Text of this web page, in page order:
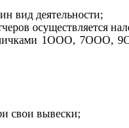
вид деятельности;
осуществляется
1ООО, 7ООО,
свои вывески;